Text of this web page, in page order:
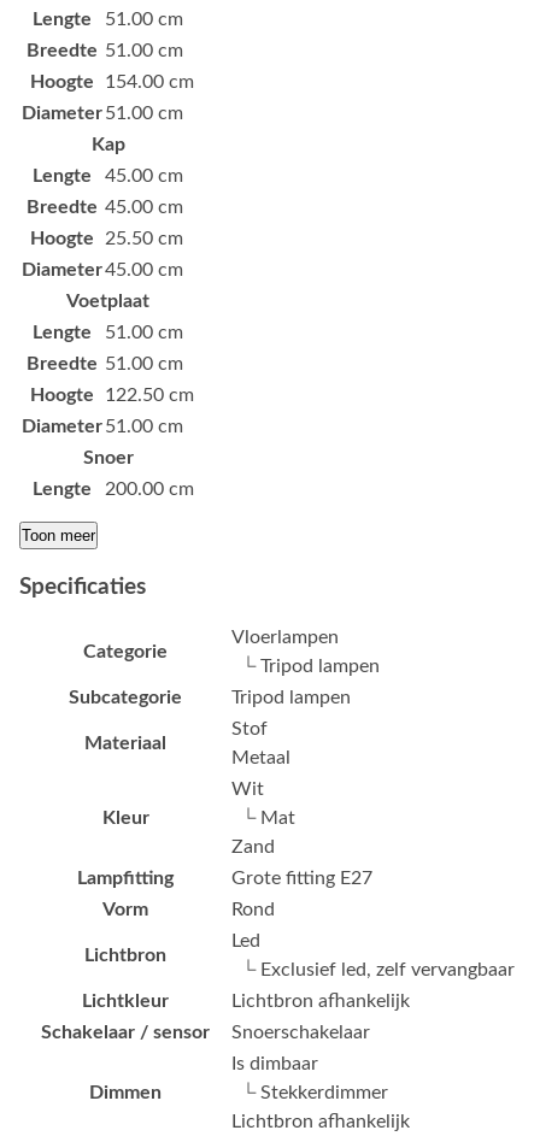
Lengte
51.00 cm
Breedte 51.00 cm
Hoogte
154.00 cm
Diameter51.00 cm
Kap
Lengte
45.00 cm
Breedte 45.00 cm
Hoogte
25.50 cm
Diameter45.00 cm
Voetplaat
Lengte
51.00 cm
Breedte 51.00 cm
Hoogte
122.50 cm
Diameter51.00 cm
Snoer
Lengte
200.00 cm
Toon meer
Specificaties
Categorie
Vloerlampen
└ Tripod lampen
Subcategorie
Tripod lampen
Materiaal
Stof
Metaal
Kleur
Wit
└ Mat
Zand
Lampfitting
Grote fitting E27
Vorm
Rond
Lichtbron
Led
└ Exclusief led, zelf vervangbaar
Lichtkleur
Lichtbron afhankelijk
Schakelaar / sensor
Snoerschakelaar
Dimmen
Is dimbaar
└ Stekkerdimmer
Lichtbron afhankelijk